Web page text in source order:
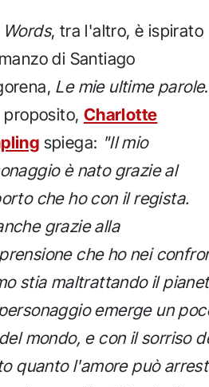
, tra l'altro, è ispirato
di Santiago
Le mie ultime parole.
proposito, Charlotte
spiega: "Il mio
è nato grazie al
che ho con il regista.
grazie alla
che ho nei
stia maltrattando il
emerge un
mondo, e con il sorriso
quanto l'amore può